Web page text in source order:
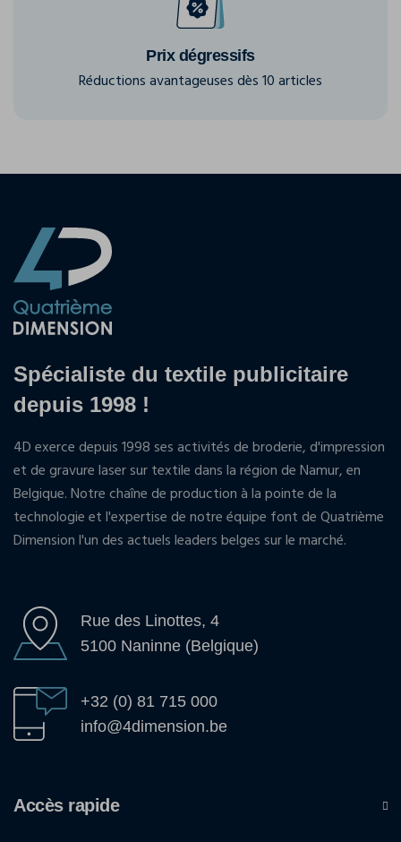
Prix dégressifs
Réductions avantageuses dès 10 articles
Spécialiste du textile publicitaire
depuis 1998 !
4D exerce depuis 1998 ses activités de broderie, d'impression
et de gravure laser sur textile dans la région de Namur, en
Belgique. Notre chaîne de production à la pointe de la
technologie et l'expertise de notre équipe font de Quatrième
Dimension l'un des actuels leaders belges sur le marché.
Rue des Linottes, 4
5100 Naninne (Belgique)
+32 (0) 81 715 000
info@4dimension.be
Accès rapide